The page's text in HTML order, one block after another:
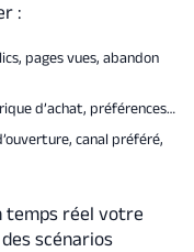
:
pages vues, abandon
d’achat, préférences…
canal préféré,
temps réel votre
scénarios